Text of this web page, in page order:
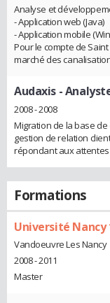
Analyse et
- Application web (Java)
- Application mobile
Pour le compte de
marché des
Audaxis -
2008 - 2008
Migration de la base de
gestion de relation
répondant aux
Formations
Université Nancy
Vandoeuvre Les Nancy
2008 - 2011
Master